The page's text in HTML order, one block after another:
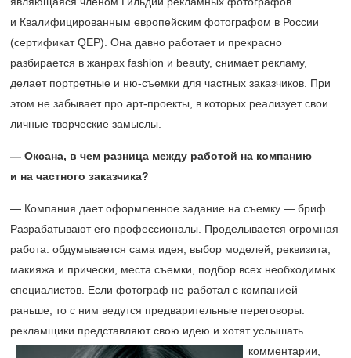
и Квалифицированным европейским фотографом в России
(сертификат QEP). Она давно работает и прекрасно
разбирается в жанрах fashion и beauty, снимает рекламу,
делает портретные и ню-съемки для частных заказчиков. При
этом не забывает про арт-проекты, в которых реализует свои
личные творческие замыслы.
— Оксана, в чем разница между работой на компанию
и на частного заказчика?
— Компания дает оформленное задание на съемку — бриф.
Разрабатывают его профессионалы. Проделывается огромная
работа: обдумывается сама идея, выбор моделей, реквизита,
макияжа и прически, места съемки, подбор всех необходимых
специалистов. Если фотограф не работал с компанией
раньше, то с ним ведутся предварительные переговоры:
рекламщики представляют свою идею и хотят услышать
комментарии,